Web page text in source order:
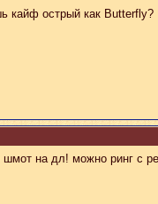
кайф острый как Butterfly?
шмот на дл! можно ринг с